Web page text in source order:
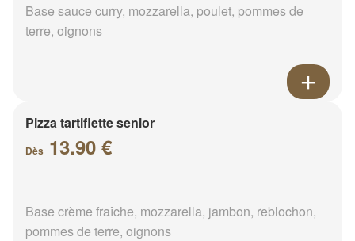
Base sauce curry, mozzarella, poulet, pommes de
terre, oignons
Pizza tartiflette senior
Dès 13.90 €
Base crème fraîche, mozzarella, jambon, reblochon,
pommes de terre, oignons